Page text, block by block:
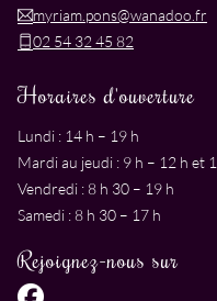
myriam.pons@wanadoo.fr
02 54 32 45 82
Horaires d'ouverture
Lundi : 14 h – 19 h
Mardi au jeudi : 9 h – 12 h et
Vendredi : 8 h 30 – 19 h
Samedi : 8 h 30 – 17 h
Rejoignez-nous sur